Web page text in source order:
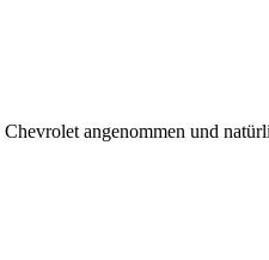
angenommen und